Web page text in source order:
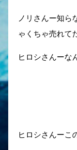
ノリさんー知ら
ゃくちゃ売れて
ヒロシさんーな
ヒロシさんーこ